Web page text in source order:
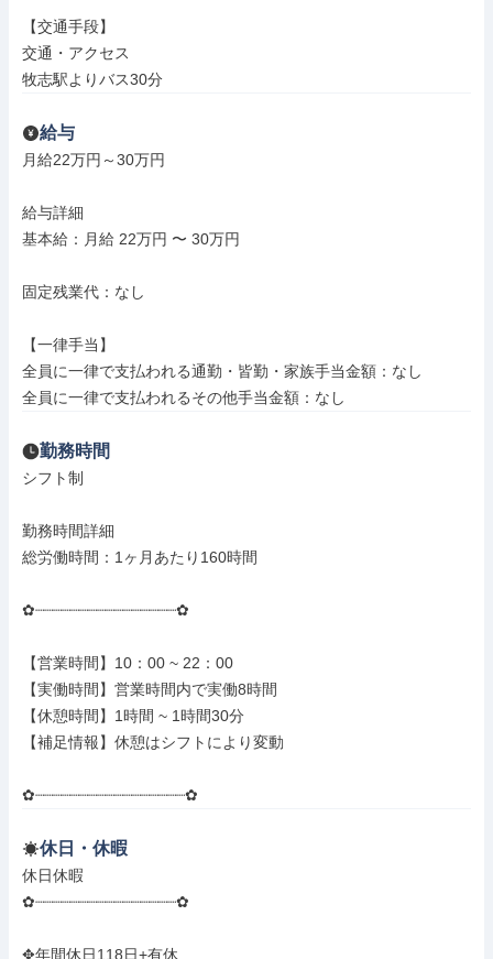
【交通手段】
交通・アクセス
牧志駅よりバス30分
給与
月給22万円～30万円
給与詳細
基本給：月給 22万円 〜 30万円
固定残業代：なし
【一律手当】
全員に一律で支払われる通勤・皆勤・家族手当金額：なし
全員に一律で支払われるその他手当金額：なし
勤務時間
シフト制
勤務時間詳細
総労働時間：1ヶ月あたり160時間
✿┈┈┈┈┈┈┈┈┈┈┈┈┈┈┈┈✿
【営業時間】10：00 ~ 22：00
【実働時間】営業時間内で実働8時間
【休憩時間】1時間 ~ 1時間30分
【補足情報】休憩はシフトにより変動
✿┈┈┈┈┈┈┈┈┈┈┈┈┈┈┈┈┈✿
休日・休暇
休日休暇
✿┈┈┈┈┈┈┈┈┈┈┈┈┈┈┈┈✿
✥年間休日118日+有休